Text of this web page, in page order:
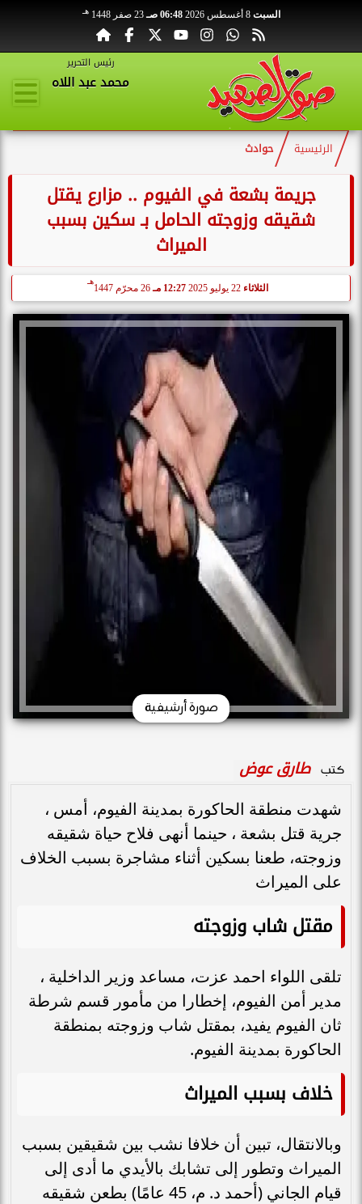
السبت 8 أغسطس 2026 06:48 صـ 23 صفر 1448 هـ
رئيس التحرير
محمد عبد اللاه
الرئيسية حوادث
جريمة بشعة في الفيوم .. مزارع يقتل
شقيقه وزوجته الحامل بـ سكين بسبب
الميراث
الثلاثاء 12:27 مـ 26 محرّم 1447
هـ
صورة أرشيفية
كتب طارق عوض
شهدت منطقة الحاكورة بمدينة الفيوم، أمس ،
جرية قتل بشعة ، حينما أنهى فلاح حياة شقيقه
وزوجته، طعنا بسكين أثناء مشاجرة بسبب الخلاف
على الميراث
مقتل شاب وزوجته
تلقى اللواء احمد عزت، مساعد وزير الداخلية ،
مدير أمن الفيوم، إخطارا من مأمور قسم شرطة
ثان الفيوم يفيد، بمقتل شاب وزوجته بمنطقة
الحاكورة بمدينة الفيوم.
خلاف بسبب الميراث
وبالانتقال، تبين أن خلافا نشب بين شقيقين بسبب
الميراث وتطور إلى تشابك بالأيدي ما أدى إلى
قيام الجاني (أحمد د. م، 45 عامًا) بطعن شقيقه